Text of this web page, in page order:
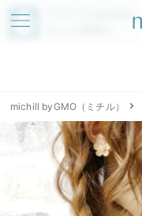
アプリでmichillが
michill byGMO（ミチル）